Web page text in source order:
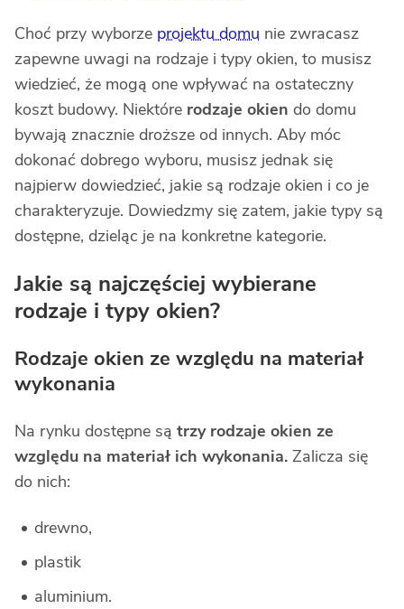
Choć przy wyborze projektu domu nie zwracasz
zapewne uwagi na rodzaje i typy okien, to musisz
wiedzieć, że mogą one wpływać na ostateczny
koszt budowy. Niektóre rodzaje okien do domu
bywają znacznie droższe od innych. Aby móc
dokonać dobrego wyboru, musisz jednak się
najpierw dowiedzieć, jakie są rodzaje okien i co je
charakteryzuje. Dowiedzmy się zatem, jakie typy są
dostępne, dzieląc je na konkretne kategorie.
Jakie są najczęściej wybierane
rodzaje i typy okien?
Rodzaje okien ze względu na materiał
wykonania
Na rynku dostępne są trzy rodzaje okien ze
względu na materiał ich wykonania. Zalicza się
do nich:
drewno,
plastik
aluminium.